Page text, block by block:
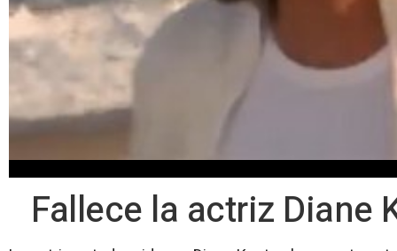
Fallece la actriz Diane